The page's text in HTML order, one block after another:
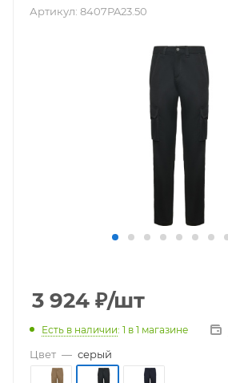
Артикул: 8407PA23.50
3 924 ₽/шт
Есть в наличии: 1 в 1 магазине
Цвет — серый